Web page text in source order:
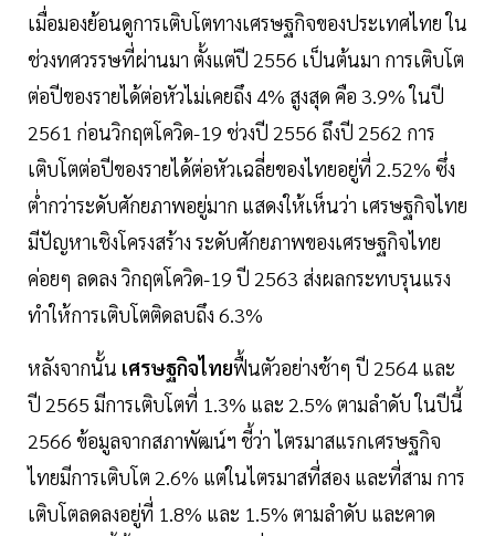
เมื่อมองย้อนดูการเติบโตทางเศรษฐกิจของประเทศไทย ใน
ช่วงทศวรรษที่ผ่านมา ตั้งแต่ปี 2556 เป็นต้นมา การเติบโต
ต่อปีของรายได้ต่อหัวไม่เคยถึง 4% สูงสุด คือ 3.9% ในปี
2561 ก่อนวิกฤตโควิด-19 ช่วงปี 2556 ถึงปี 2562 การ
เติบโตต่อปีของรายได้ต่อหัวเฉลี่ยของไทยอยู่ที่ 2.52% ซึ่ง
ต่ำกว่าระดับศักยภาพอยู่มาก แสดงให้เห็นว่า เศรษฐกิจไทย
มีปัญหาเชิงโครงสร้าง ระดับศักยภาพของเศรษฐกิจไทย
ค่อยๆ ลดลง วิกฤตโควิด-19 ปี 2563 ส่งผลกระทบรุนแรง
ทำให้การเติบโตติดลบถึง 6.3%
หลังจากนั้น เศรษฐกิจไทยฟื้นตัวอย่างช้าๆ ปี 2564 และ
ปี 2565 มีการเติบโตที่ 1.3% และ 2.5% ตามลำดับ ในปีนี้
2566 ข้อมูลจากสภาพัฒน์ฯ ชี้ว่า ไตรมาสแรกเศรษฐกิจ
ไทยมีการเติบโต 2.6% แต่ในไตรมาสที่สอง และที่สาม การ
เติบโตลดลงอยู่ที่ 1.8% และ 1.5% ตามลำดับ และคาด